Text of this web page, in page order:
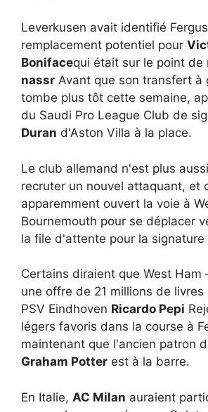
Leverkusen avait identifié
remplacement potentiel pour
Bonifacequi était sur le point de
nassr Avant que son transfert à
tombe plus tôt cette semaine,
du Saudi Pro League Club de
Duran d'Aston Villa à la place.
Le club allemand n'est plus
recruter un nouvel attaquant, et
apparemment ouvert la voie à
Bournemouth pour se déplacer
la file d'attente pour la signature
Certains diraient que West Ham
une offre de 21 millions de
PSV Eindhoven Ricardo Pepi
légers favoris dans la course à
maintenant que l'ancien patron
Graham Potter est à la barre.
En Italie, AC Milan auraient